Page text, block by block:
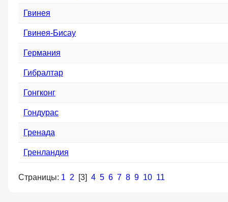
Гвинея
Гвинея-Бисау
Германия
Гибралтар
Гонгконг
Гондурас
Гренада
Гренландия
Страницы: 1 2 [3] 4 5 6 7 8 9 10 11